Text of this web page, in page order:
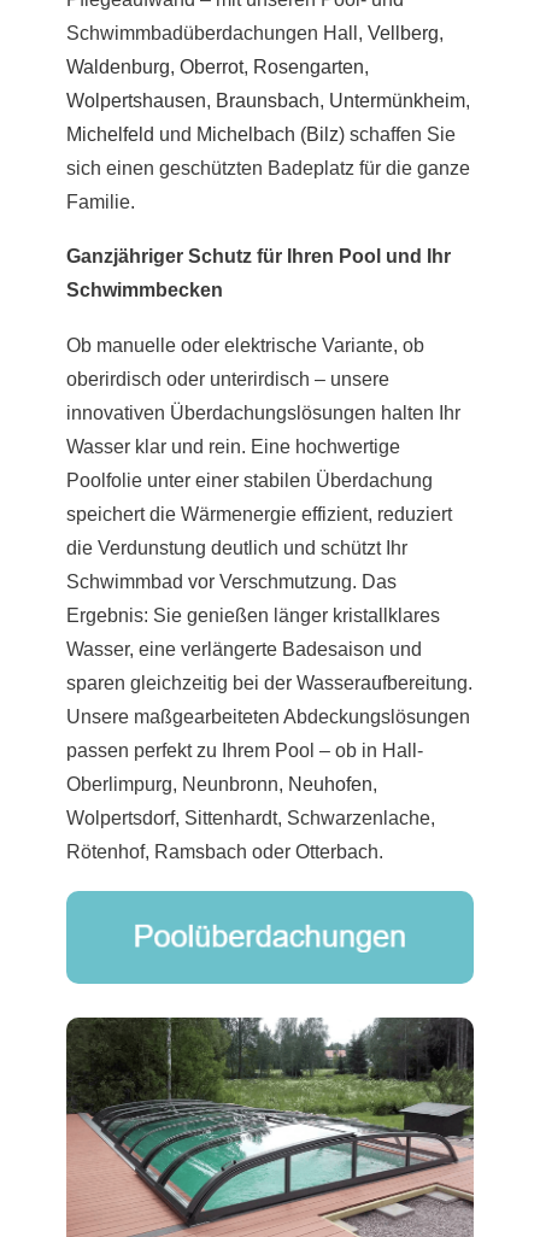
Schwimmbadüberdachungen Hall, Vellberg,
Waldenburg, Oberrot, Rosengarten,
Wolpertshausen, Braunsbach, Untermünkheim,
Michelfeld und Michelbach (Bilz) schaffen Sie
sich einen geschützten Badeplatz für die ganze
Familie.
Ganzjähriger Schutz für Ihren Pool und Ihr
Schwimmbecken
Ob manuelle oder elektrische Variante, ob
oberirdisch oder unterirdisch – unsere
innovativen Überdachungslösungen halten Ihr
Wasser klar und rein. Eine hochwertige
Poolfolie unter einer stabilen Überdachung
speichert die Wärmenergie effizient, reduziert
die Verdunstung deutlich und schützt Ihr
Schwimmbad vor Verschmutzung. Das
Ergebnis: Sie genießen länger kristallklares
Wasser, eine verlängerte Badesaison und
sparen gleichzeitig bei der Wasseraufbereitung.
Unsere maßgearbeiteten Abdeckungslösungen
passen perfekt zu Ihrem Pool – ob in Hall-
Oberlimpurg, Neunbronn, Neuhofen,
Wolpertsdorf, Sittenhardt, Schwarzenlache,
Rötenhof, Ramsbach oder Otterbach.